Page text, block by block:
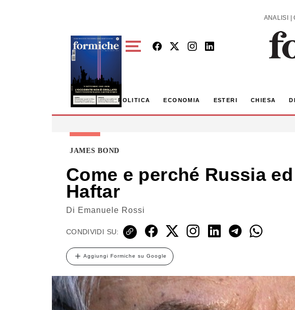
POLITICA ECONOMIA ESTERI CHIESA
JAMES BOND
Come e perché Russia
Haftar
Di Emanuele Rossi
CONDIVIDI SU:
Aggiungi Formiche su Google